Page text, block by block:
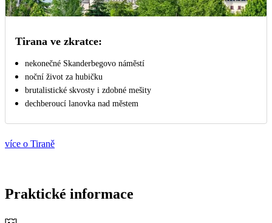
Tirana ve zkratce:
nekonečné Skanderbegovo náměstí
noční život za hubičku
brutalistické skvosty i zdobné mešity
dechberoucí lanovka nad městem
více o Tiraně
Praktické informace